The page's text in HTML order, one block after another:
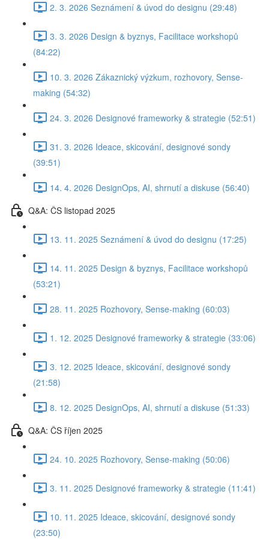
2. 3. 2026 Seznámení & úvod do designu (29:48)
3. 3. 2026 Design & byznys, Facilitace workshopů
(84:22)
10. 3. 2026 Zákaznický výzkum, rozhovory, Sense-
making (54:32)
24. 3. 2026 Designové frameworky & strategie (52:51)
31. 3. 2026 Ideace, skicování, designové sondy
(39:51)
14. 4. 2026 DesignOps, AI, shrnutí a diskuse (56:40)
Q&A: ČS listopad 2025
13. 11. 2025 Seznámení & úvod do designu (17:25)
14. 11. 2025 Design & byznys, Facilitace workshopů
(53:21)
28. 11. 2025 Rozhovory, Sense-making (60:03)
1. 12. 2025 Designové frameworky & strategie (33:06)
3. 12. 2025 Ideace, skicování, designové sondy
(21:58)
8. 12. 2025 DesignOps, AI, shrnutí a diskuse (51:33)
Q&A: ČS říjen 2025
24. 10. 2025 Rozhovory, Sense-making (50:06)
3. 11. 2025 Designové frameworky & strategie (11:41)
10. 11. 2025 Ideace, skicování, designové sondy
(23:50)